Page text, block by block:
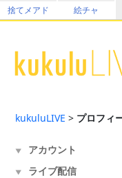
捨てメアド 絵チャ
kukuluLIVE > プロフィ
▼ アカウント
▼ ライブ配信